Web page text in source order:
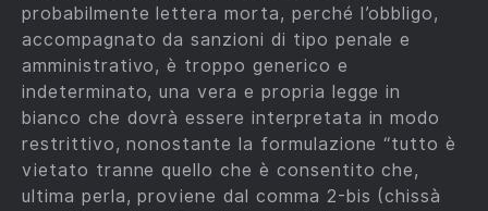
probabilmente lettera morta, perché l’obbligo,
accompagnato da sanzioni di tipo penale e
amministrativo, è troppo generico e
indeterminato, una vera e propria legge in
bianco che dovrà essere interpretata in modo
restrittivo, nonostante la formulazione “tutto è
vietato tranne quello che è consentito che,
ultima perla, proviene dal comma 2-bis (chissà